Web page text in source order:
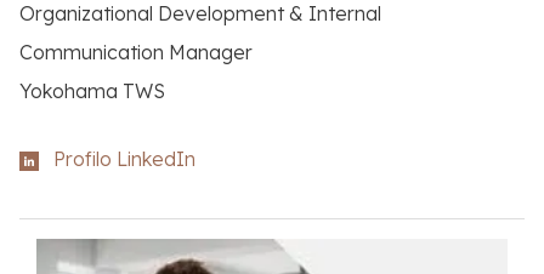
Organizational Development & Internal
Communication Manager
Yokohama TWS
Profilo LinkedIn